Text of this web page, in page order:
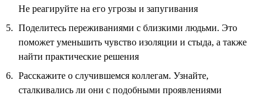
Не реагируйте на его угрозы и запугивания
Поделитесь переживаниями с близкими людьми. Это
поможет уменьшить чувство изоляции и стыда, а также
найти практические решения
Расскажите о случившемся коллегам. Узнайте,
сталкивались ли они с подобными проявлениями